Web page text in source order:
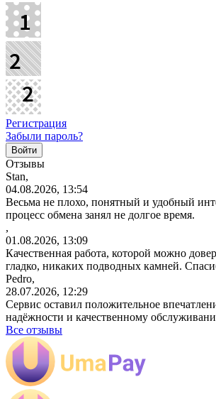
Регистрация
Забыли пароль?
Отзывы
Stan,
04.08.2026, 13:54
Весьма не плохо, понятный и удобный
процесс обмена занял не долгое время.
,
01.08.2026, 13:09
Качественная работа, которой можно
гладко, никаких подводных камней.
Pedro,
28.07.2026, 12:29
Сервис оставил положительное
надёжности и качественному
Все отзывы